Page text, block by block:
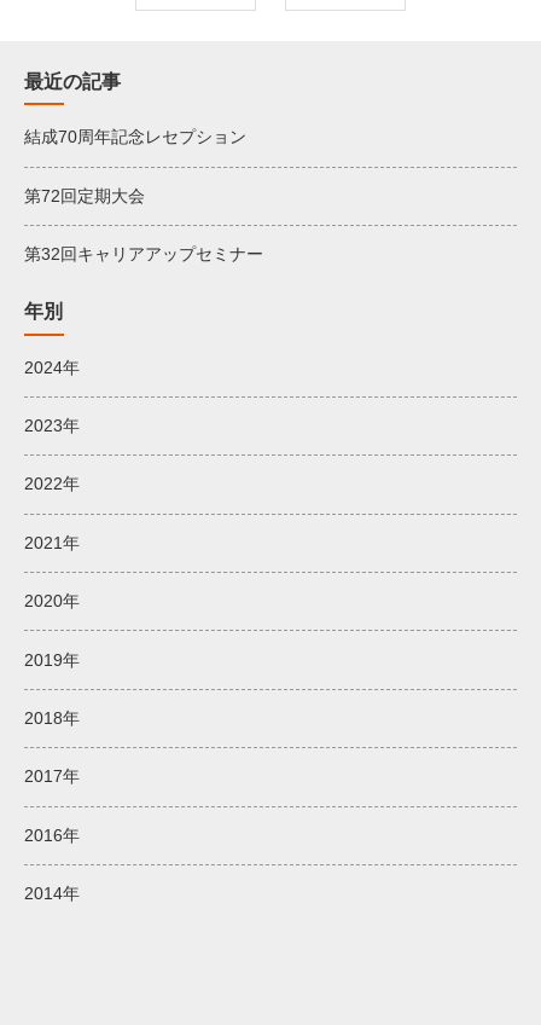
最近の記事
結成70周年記念レセプション
第72回定期大会
第32回キャリアアップセミナー
年別
2024年
2023年
2022年
2021年
2020年
2019年
2018年
2017年
2016年
2014年